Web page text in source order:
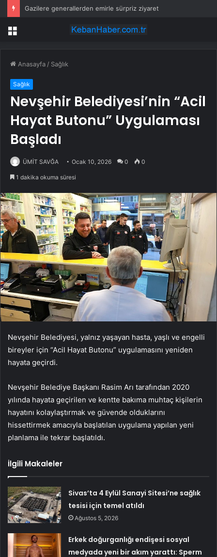
Gazilere generallerden emirle sürpriz ziyaret
Menü
Anasayfa / Sağlık
Sağlık
Nevşehir Belediyesi’nin “Acil
Hayat Butonu” Uygulaması
Başladı
ÜMİT SAVĞA Ocak 10, 2026 0 0
1 dakika okuma süresi
Nevşehir Belediyesi, yalnız yaşayan hasta, yaşlı ve engelli
bireyler için “Acil Hayat Butonu” uygulamasını yeniden
hayata geçirdi.
Nevşehir Belediye Başkanı Rasim Arı tarafından 2020
yılında hayata geçirilen ve kentte bakıma muhtaç kişilerin
hayatını kolaylaştırmak ve güvende olduklarını
hissettirmek amacıyla başlatılan uygulama yapılan yeni
planlama ile tekrar başlatıldı.
İlgili Makaleler
Sivas’ta 4 Eylül Sanayi Sitesi’ne sağlık
tesisi için temel atıldı
Ağustos 5, 2026
Erkek doğurganlığı endişesi sosyal
medyada yeni bir akım yarattı: Sperm